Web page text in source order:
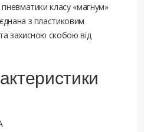
класу «магнум»
з пластиковим
захисною скобою від